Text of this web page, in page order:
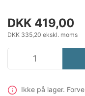
DKK 419,00
DKK 335,20 ekskl. moms
Ikke på lager.